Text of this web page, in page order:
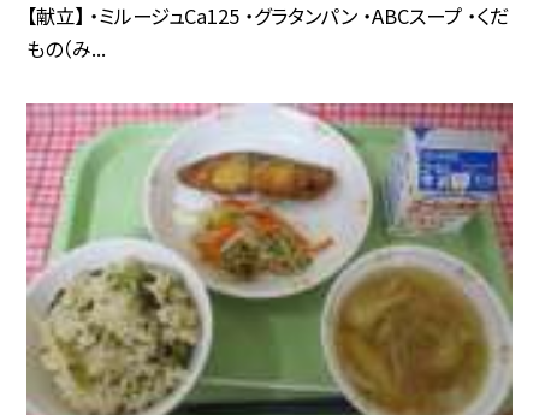
【献立】 ・ミルージュCa125 ・グラタンパン ・ABCスープ ・くだ
もの（み...